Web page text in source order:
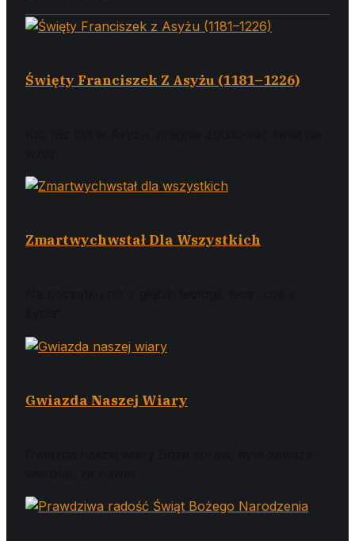
Święty Franciszek Z Asyżu (1181–1226)
Zmartwychwstał Dla Wszystkich
Gwiazda Naszej Wiary